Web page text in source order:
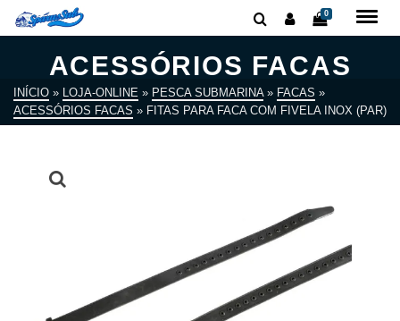
0
ACESSÓRIOS FACAS
INÍCIO » LOJA-ONLINE » PESCA SUBMARINA » FACAS »
ACESSÓRIOS FACAS » FITAS PARA FACA COM FIVELA INOX (PAR)